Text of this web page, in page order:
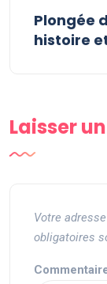
Plongée
histoire
Laisser
Votre
obligatoires